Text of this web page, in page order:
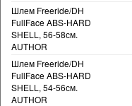
Шлем Freeride/DH
FullFace ABS-HARD
SHELL, 56-58см.
AUTHOR
Шлем Freeride/DH
FullFace ABS-HARD
SHELL, 54-56см.
AUTHOR